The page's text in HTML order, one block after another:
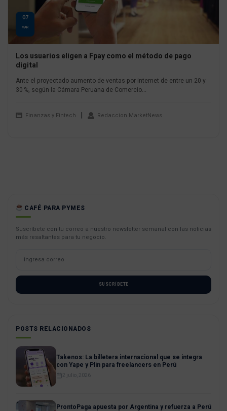
07
MAR
Los usuarios eligen a Fpay como el método de pago
digital
Ante el proyectado aumento de ventas por internet de entre un 20 y
30 %, según la Cámara Peruana de Comercio...
Finanzas y Fintech Redaccion MarketNews
CAFÉ PARA PYMES
Suscríbete con tu correo a nuestro newsletter semanal con las noticias
más resaltantes para tu negocio.
SUSCRÍBETE
POSTS RELACIONADOS
Takenos: La billetera internacional que se integra
con Yape y Plin para freelancers en Perú
2 julio, 2026
ProntoPaga apuesta por Argentina y refuerza a Perú